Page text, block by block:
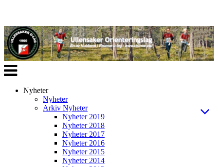
Veksle
navigasjon
Nyheter
Nyheter
Arkiv Nyheter
Nyheter 2019
Nyheter 2018
Nyheter 2017
Nyheter 2016
Nyheter 2015
Nyheter 2014